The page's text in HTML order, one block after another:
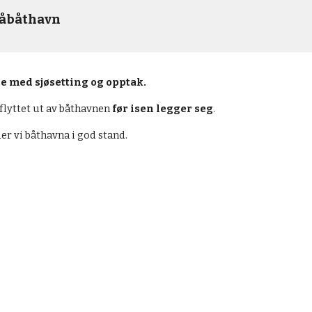
med sjøsetting og opptak.
ut av båthavnen før isen legger seg.
vi båthavna i god stand.